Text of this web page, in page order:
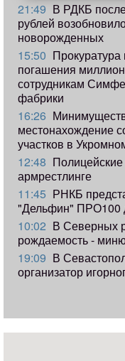
21:49 В РДКБ
рублей
новорожденных
15:50
погашения
сотрудникам
фабрики
16:26
местонахождение
участков в
12:48
армрестлинге
11:45 РНКБ
"Дельфин" ПРО100
10:02 В Северных
рождаемость -
19:09 В
организатор